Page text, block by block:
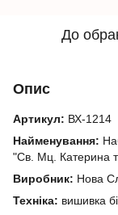
До
Опис
Артикул: ВХ-1214
Найменування:
"Св. Мц. Катерина
Виробник: Нова
Техніка: вишивка